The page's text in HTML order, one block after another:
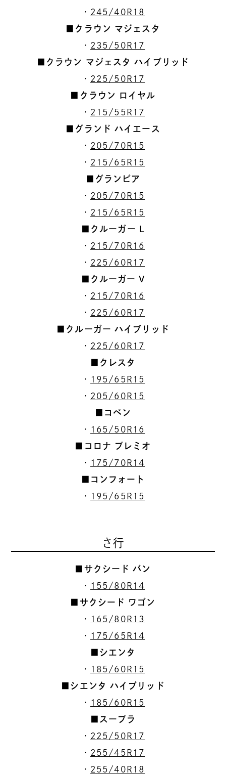
・ 245/40R18
■クラウン マジェスタ
・ 235/50R17
■クラウン マジェスタ ハイブリッド
・ 225/50R17
■クラウン ロイヤル
・ 215/55R17
■グランド ハイエース
・ 205/70R15
・ 215/65R15
■グランビア
・ 205/70R15
・ 215/65R15
■クルーガー L
・ 215/70R16
・ 225/60R17
■クルーガー V
・ 215/70R16
・ 225/60R17
■クルーガー ハイブリッド
・ 225/60R17
■クレスタ
・ 195/65R15
・ 205/60R15
■コペン
・ 165/50R16
■コロナ プレミオ
・ 175/70R14
■コンフォート
・ 195/65R15
さ行
■サクシード バン
・ 155/80R14
■サクシード ワゴン
・ 165/80R13
・ 175/65R14
■シエンタ
・ 185/60R15
■シエンタ ハイブリッド
・ 185/60R15
■スープラ
・ 225/50R17
・ 255/45R17
・ 255/40R18